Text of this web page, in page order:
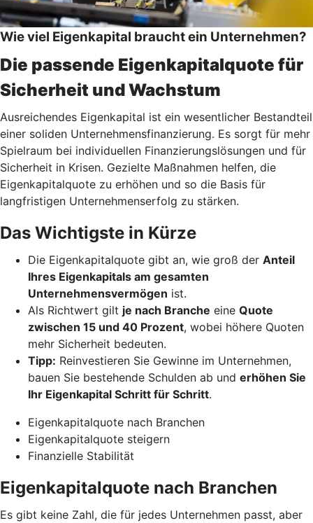
Wie viel Eigenkapital braucht ein Unternehmen?
Die passende Eigenkapitalquote für
Sicherheit und Wachstum
Ausreichendes Eigenkapital ist ein wesentlicher Bestandteil
einer soliden Unternehmensfinanzierung. Es sorgt für mehr
Spielraum bei individuellen Finanzierungslösungen und für
Sicherheit in Krisen. Gezielte Maßnahmen helfen, die
Eigenkapitalquote zu erhöhen und so die Basis für
langfristigen Unternehmenserfolg zu stärken.
Das Wichtigste in Kürze
Die Eigenkapitalquote gibt an, wie groß der Anteil
Ihres Eigenkapitals am gesamten
Unternehmensvermögen ist.
Als Richtwert gilt je nach Branche eine Quote
zwischen 15 und 40 Prozent, wobei höhere Quoten
mehr Sicherheit bedeuten.
Tipp: Reinvestieren Sie Gewinne im Unternehmen,
bauen Sie bestehende Schulden ab und erhöhen Sie
Ihr Eigenkapital Schritt für Schritt.
Eigenkapitalquote nach Branchen
Eigenkapitalquote steigern
Finanzielle Stabilität
Eigenkapitalquote nach Branchen
Es gibt keine Zahl, die für jedes Unternehmen passt, aber